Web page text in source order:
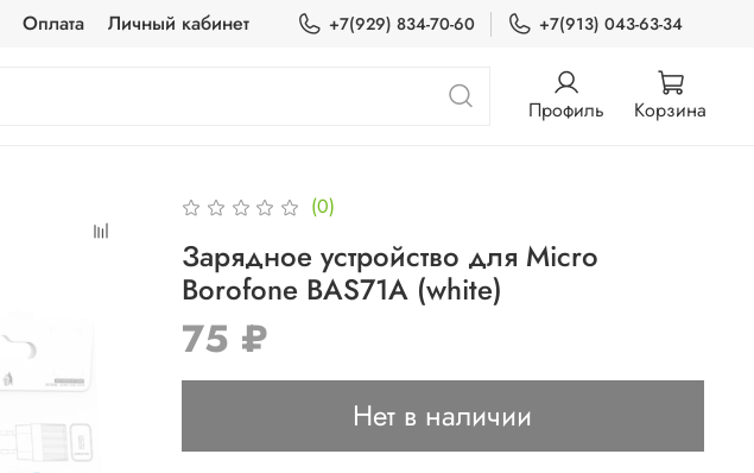
Оплата Личный кабинет +7(929) 834-70-60 +7(913) 043-63-34
Профиль Корзина
(0)
Зарядное устройство для Micro
Borofone BAS71A (white)
75 ₽
Нет в наличии